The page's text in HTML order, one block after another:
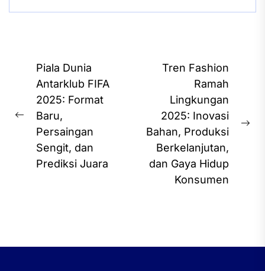
Post
navigation
Previous
post:
Piala Dunia
Antarklub FIFA
2025: Format
Baru,
Persaingan
Sengit, dan
Prediksi Juara
Tren Fashion
Ramah
Lingkungan
2025: Inovasi
Bahan, Produksi
Berkelanjutan,
dan Gaya Hidup
Konsumen